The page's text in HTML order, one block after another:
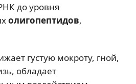
до уровня
олигопептидов,
густую мокроту, гной,
обладает